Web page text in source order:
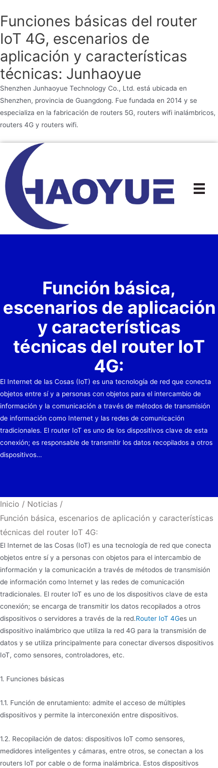
Funciones básicas del router
IoT 4G, escenarios de
aplicación y características
técnicas: Junhaoyue
Shenzhen Junhaoyue Technology Co., Ltd. está ubicada en
Shenzhen, provincia de Guangdong. Fue fundada en 2014 y se
especializa en la fabricación de routers 5G, routers wifi inalámbricos,
routers 4G y routers wifi.
contenido
Función básica,
escenarios de aplicación
y características
técnicas del router IoT
4G:
El Internet de las Cosas (IoT) es una tecnología de red que conecta
objetos entre sí y a personas con objetos para el intercambio de
información y la comunicación a través de métodos de transmisión
de información como Internet y las redes de comunicación
tradicionales. El router IoT es uno de los dispositivos clave de esta
conexión; es responsable de transmitir los datos recopilados a otros
dispositivos…
Inicio / Noticias /
Función básica, escenarios de aplicación y características
técnicas del router IoT 4G:
El Internet de las Cosas (IoT) es una tecnología de red que conecta
objetos entre sí y a personas con objetos para el intercambio de
información y la comunicación a través de métodos de transmisión
de información como Internet y las redes de comunicación
tradicionales. El router IoT es uno de los dispositivos clave de esta
conexión; se encarga de transmitir los datos recopilados a otros
dispositivos o servidores a través de la red.Router IoT 4Ges un
dispositivo inalámbrico que utiliza la red 4G para la transmisión de
datos y se utiliza principalmente para conectar diversos dispositivos
IoT, como sensores, controladores, etc.
1. Funciones básicas
1.1. Función de enrutamiento: admite el acceso de múltiples
dispositivos y permite la interconexión entre dispositivos.
1.2. Recopilación de datos: dispositivos IoT como sensores,
medidores inteligentes y cámaras, entre otros, se conectan a los
routers IoT por cable o de forma inalámbrica. Estos dispositivos